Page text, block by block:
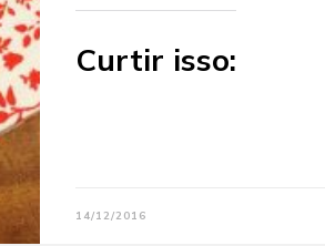
Curtir isso:
14/12/2016